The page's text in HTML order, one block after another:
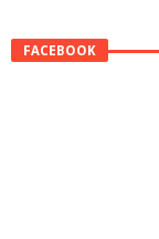
FACEBOOK